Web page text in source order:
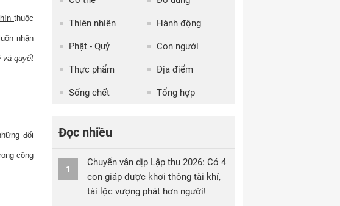
thuộc
nhận
và quyết
đối
công
Thiên nhiên Hành động
Phật - Quỷ Con người
Thực phẩm Địa điểm
Sống chết Tổng hợp
Đọc nhiều
1
Chuyển vận dịp Lập thu 2026: Có 4
con giáp được khơi thông tài khí,
tài lộc vượng phát hơn người!